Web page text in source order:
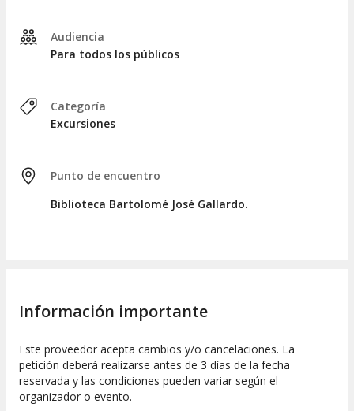
Audiencia
Para todos los públicos
Categoría
Excursiones
Punto de encuentro
Biblioteca Bartolomé José Gallardo.
Información importante
Este proveedor acepta cambios y/o cancelaciones. La
petición deberá realizarse antes de 3 días de la fecha
reservada y las condiciones pueden variar según el
organizador o evento.